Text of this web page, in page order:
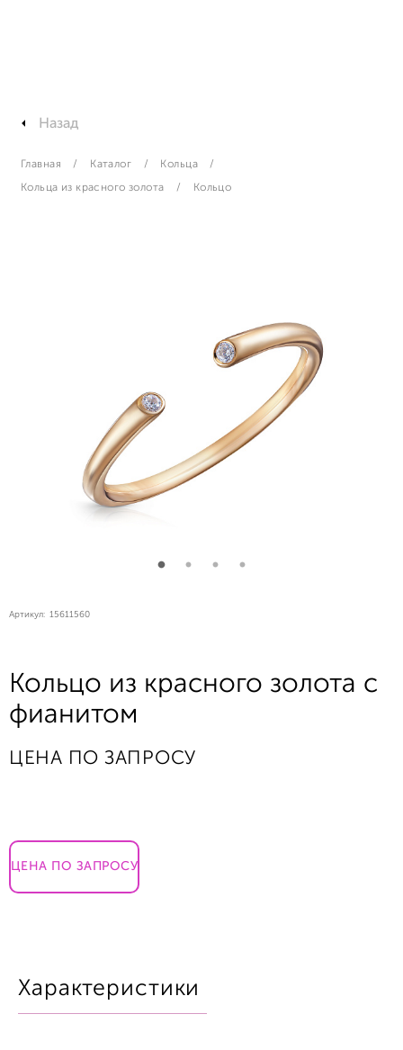
Назад
Главная Каталог Кольца
Кольца из красного золота Кольцо
Артикул: 15611560
Кольцо из красного золота с
фианитом
ЦЕНА ПО ЗАПРОСУ
ЦЕНА ПО ЗАПРОСУ
Характеристики